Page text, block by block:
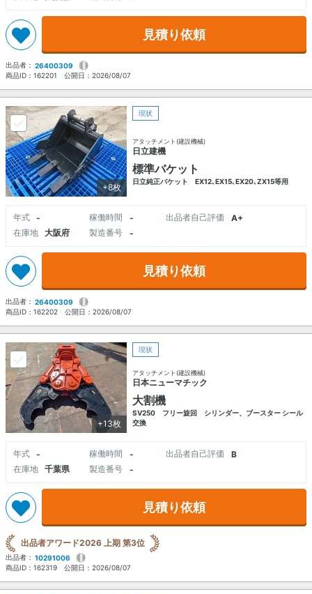
見積り依頼
出品者： 26400309
商品ID： 162201 公開日： 2026/08/07
+8枚
現状
アタッチメント(建設機械)
日立建機
標準バケット
日立純正バケット EX12､EX15､EX20､ZX15等用
年式 - 稼働時間 - 出品者自己評価
A+
在庫地
大阪府 製造番号 -
見積り依頼
出品者： 26400309
商品ID： 162202 公開日： 2026/08/07
+13枚
現状
アタッチメント(建設機械)
日本ニューマチック
大割機
SV250 フリー旋回 シリンダー、ブースター シール
交換
年式 - 稼働時間 - 出品者自己評価
B
在庫地
千葉県 製造番号 -
見積り依頼
出品者アワード2026 上期 第3位
出品者： 10291006
商品ID： 162319 公開日： 2026/08/07